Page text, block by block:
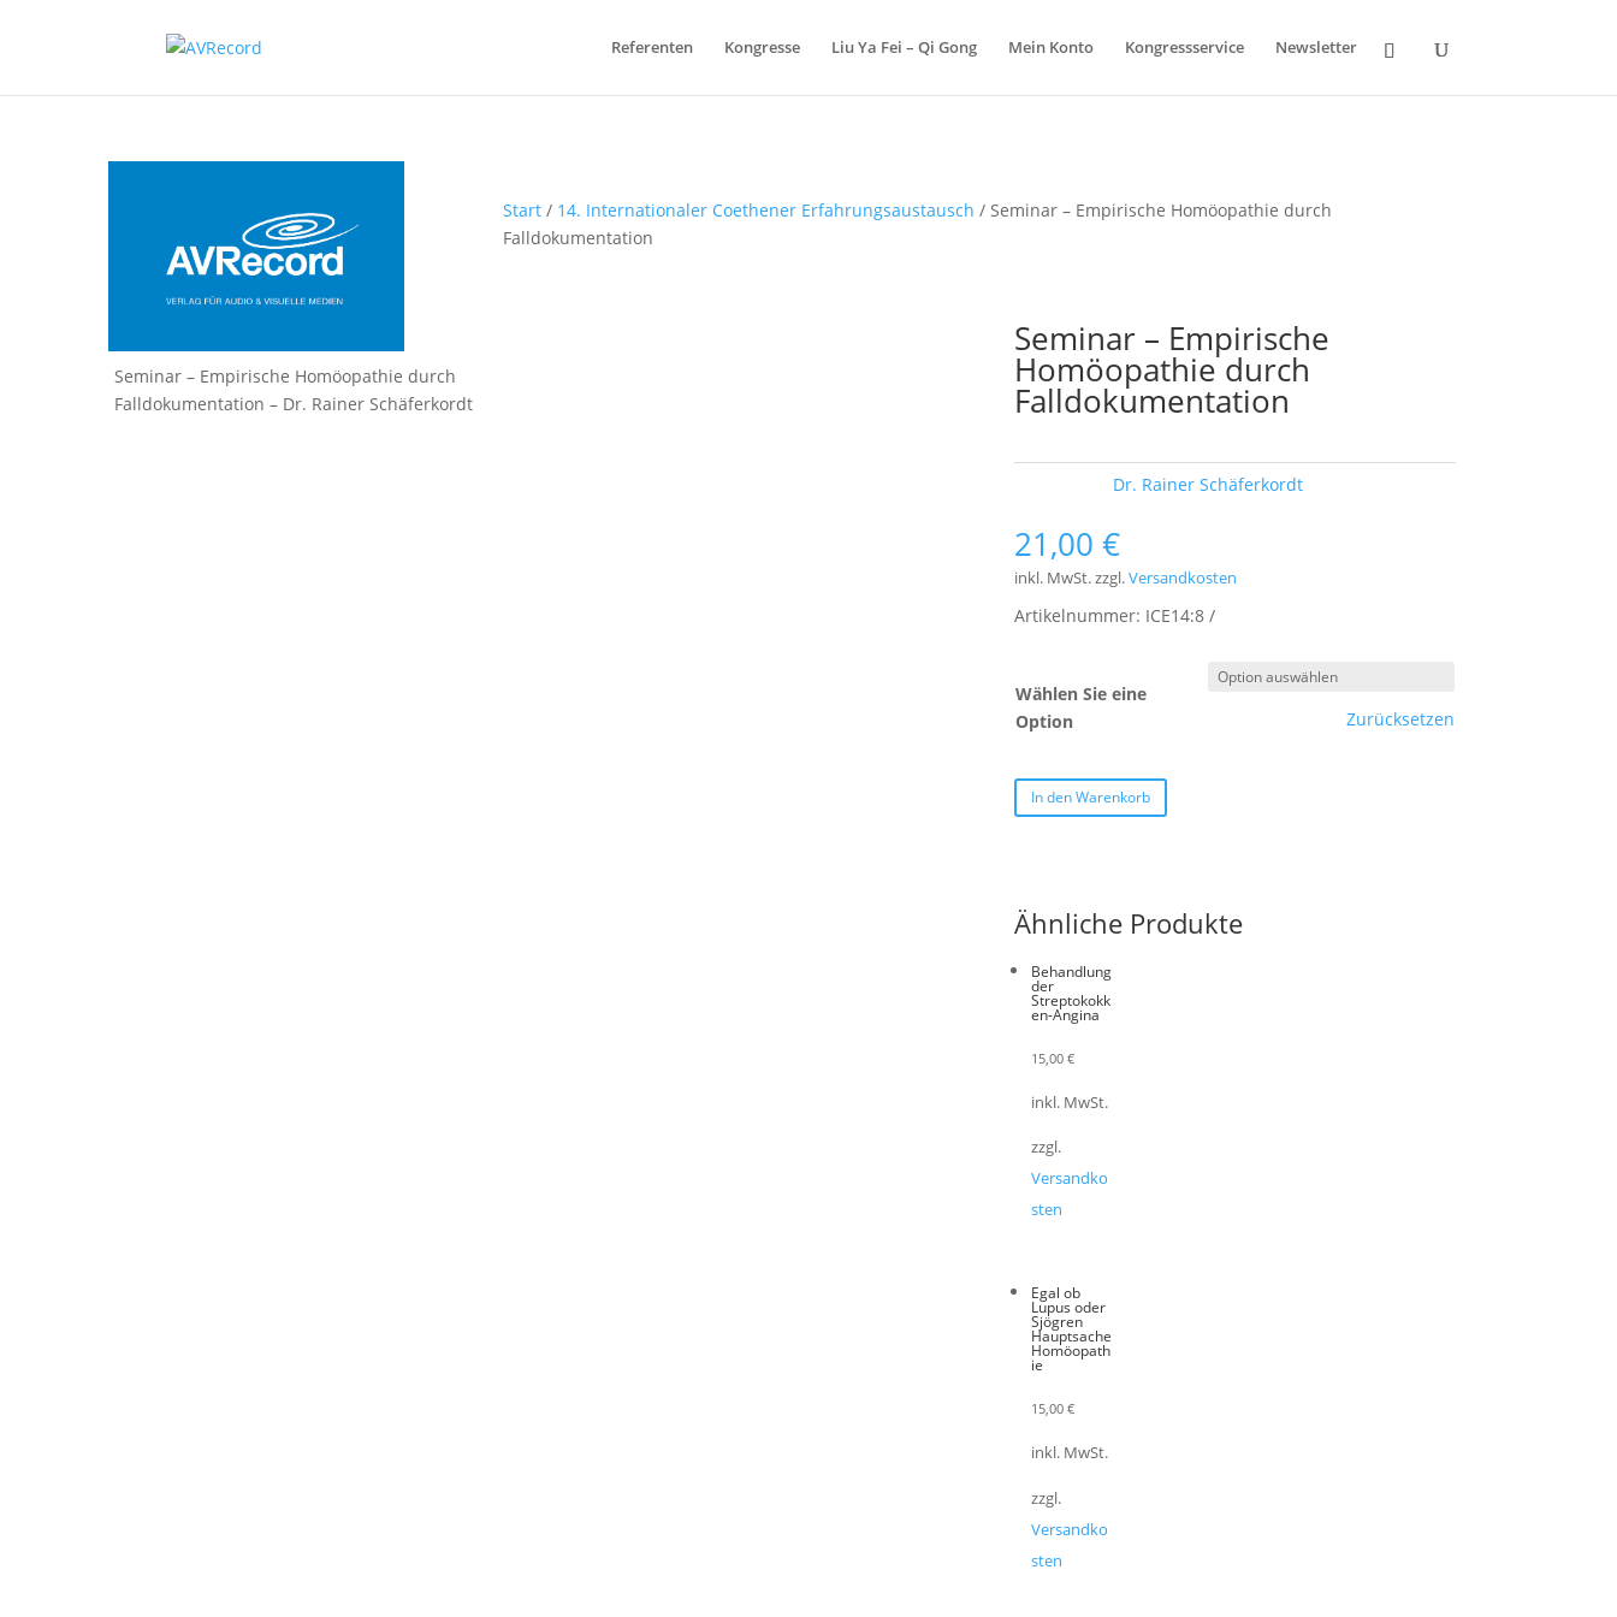
Referenten Kongresse Liu Ya Fei – Qi Gong Mein Konto Kongressservice Newsletter
Seminar – Empirische Homöopathie durch
Falldokumentation – Dr. Rainer Schäferkordt
Start/ 14. Internationaler Coethener Erfahrungsaustausch / Seminar – Empirische Homöopathie durch
Falldokumentation
Seminar – Empirische
Homöopathie durch
Falldokumentation
Dr. Rainer Schäferkordt
21,00€
inkl. MwSt.zzgl.Versandkosten
Artikelnummer: ICE14:8
Wählen Sie eine
Option
Zurücksetzen
In den Warenkorb
Ähnliche Produkte
Behandlung
der
Streptokokk
en-Angina
15,00€
inkl. MwSt.
zzgl.
Versandko
sten
Egal ob
Lupus oder
Sjögren
Hauptsache
Homöopath
ie
15,00€
inkl. MwSt.
zzgl.
Versandko
sten